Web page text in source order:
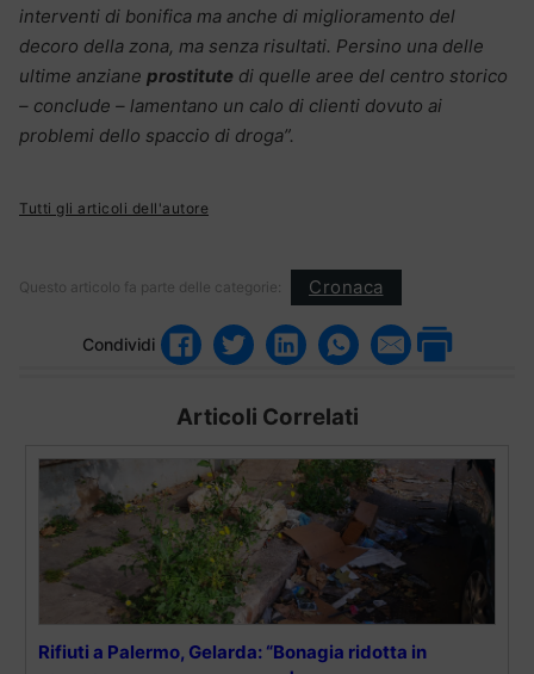
interventi di bonifica ma anche di miglioramento del
decoro della zona, ma senza risultati. Persino una delle
ultime anziane prostitute di quelle aree del centro storico
– conclude – lamentano un calo di clienti dovuto ai
problemi dello spaccio di droga”.
Tutti gli articoli dell'autore
Questo articolo fa parte delle categorie: Cronaca
Condividi
Articoli Correlati
Rifiuti a Palermo, Gelarda: “Bonagia ridotta in